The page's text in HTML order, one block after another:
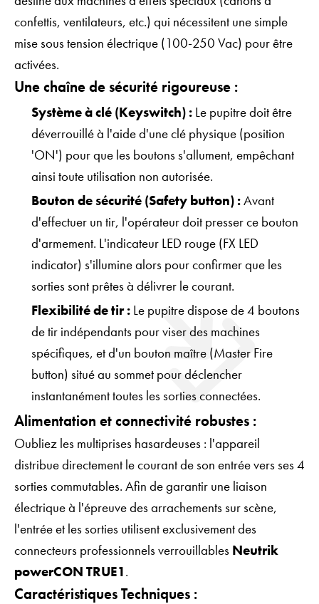
confettis, ventilateurs, etc.) qui nécessitent une simple
mise sous tension électrique (100-250 Vac) pour être
activées.
Une chaîne de sécurité rigoureuse :
Système à clé (Keyswitch) :Le pupitre doit être
déverrouillé à l'aide d'une clé physique (position
'ON') pour que les boutons s'allument, empêchant
ainsi toute utilisation non autorisée.
Bouton de sécurité (Safety button) :Avant
d'effectuer un tir, l'opérateur doit presser ce bouton
d'armement. L'indicateur LED rouge (FX LED
indicator) s'illumine alors pour confirmer que les
sorties sont prêtes à délivrer le courant.
Flexibilité de tir :Le pupitre dispose de 4 boutons
de tir indépendants pour viser des machines
spécifiques, et d'un bouton maître (Master Fire
button) situé au sommet pour déclencher
instantanément toutes les sorties connectées.
Alimentation et connectivité robustes :
Oubliez les multiprises hasardeuses : l'appareil
distribue directement le courant de son entrée vers ses 4
sorties commutables. Afin de garantir une liaison
électrique à l'épreuve des arrachements sur scène,
l'entrée et les sorties utilisent exclusivement des
connecteurs professionnels verrouillables Neutrik
powerCON TRUE1.
Caractéristiques Techniques :